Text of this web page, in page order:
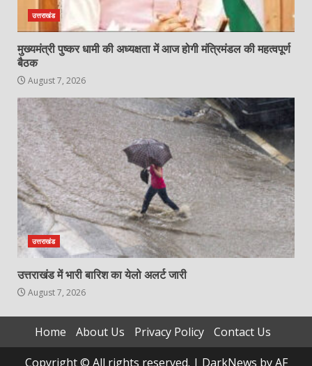
उत्तराखंड
मुख्यमंत्री पुष्कर धामी की अध्यक्षता में आज होगी मंत्रिमंडल की महत्वपूर्ण
बैठक
August 7, 2026
उत्तराखंड
उत्तराखंड में भारी बारिश का येलो अलर्ट जारी
August 7, 2026
Home About Us Privacy Policy
Contact Us
Copyright © All rights reserved. | DarkNews by AF